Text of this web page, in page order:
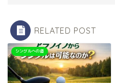
RELATED POST
シングルへの道